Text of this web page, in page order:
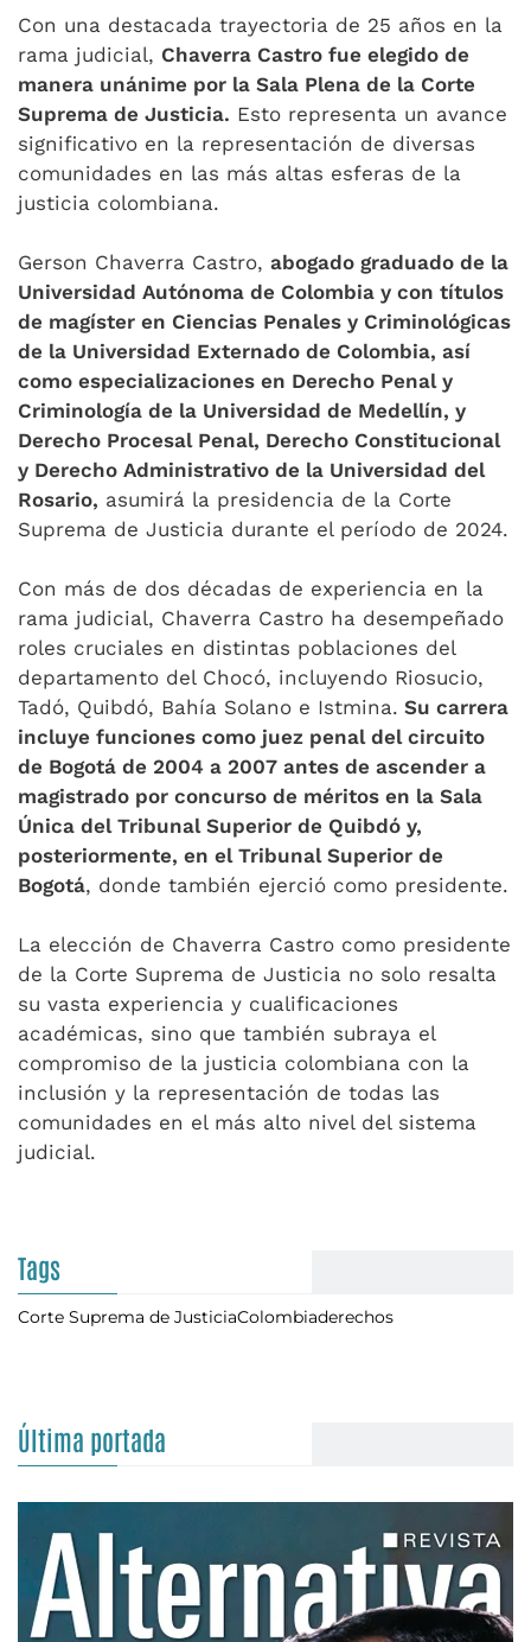
Con una destacada trayectoria de 25 años en la
rama judicial, Chaverra Castro fue elegido de
manera unánime por la Sala Plena de la Corte
Suprema de Justicia. Esto representa un avance
significativo en la representación de diversas
comunidades en las más altas esferas de la
justicia colombiana.
Gerson Chaverra Castro, abogado graduado de la
Universidad Autónoma de Colombia y con títulos
de magíster en Ciencias Penales y Criminológicas
de la Universidad Externado de Colombia, así
como especializaciones en Derecho Penal y
Criminología de la Universidad de Medellín, y
Derecho Procesal Penal, Derecho Constitucional
y Derecho Administrativo de la Universidad del
Rosario, asumirá la presidencia de la Corte
Suprema de Justicia durante el período de 2024.
Con más de dos décadas de experiencia en la
rama judicial, Chaverra Castro ha desempeñado
roles cruciales en distintas poblaciones del
departamento del Chocó, incluyendo Riosucio,
Tadó, Quibdó, Bahía Solano e Istmina. Su carrera
incluye funciones como juez penal del circuito
de Bogotá de 2004 a 2007 antes de ascender a
magistrado por concurso de méritos en la Sala
Única del Tribunal Superior de Quibdó y,
posteriormente, en el Tribunal Superior de
Bogotá, donde también ejerció como presidente.
La elección de Chaverra Castro como presidente
de la Corte Suprema de Justicia no solo resalta
su vasta experiencia y cualificaciones
académicas, sino que también subraya el
compromiso de la justicia colombiana con la
inclusión y la representación de todas las
comunidades en el más alto nivel del sistema
judicial.
Tags
Corte Suprema de JusticiaColombiaderechos
Última portada